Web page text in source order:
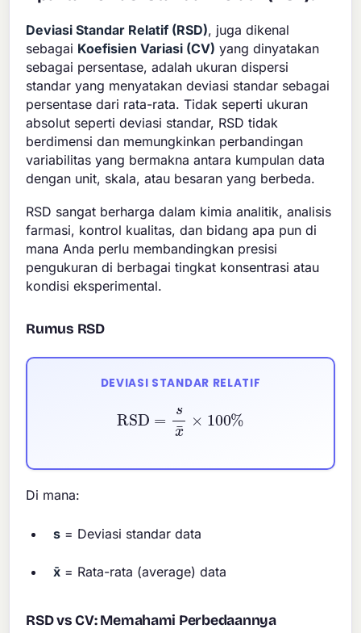
Deviasi Standar Relatif (RSD), juga dikenal
sebagai Koefisien Variasi (CV) yang dinyatakan
sebagai persentase, adalah ukuran dispersi
standar yang menyatakan deviasi standar sebagai
persentase dari rata-rata. Tidak seperti ukuran
absolut seperti deviasi standar, RSD tidak
berdimensi dan memungkinkan perbandingan
variabilitas yang bermakna antara kumpulan data
dengan unit, skala, atau besaran yang berbeda.
RSD sangat berharga dalam kimia analitik, analisis
farmasi, kontrol kualitas, dan bidang apa pun di
mana Anda perlu membandingkan presisi
pengukuran di berbagai tingkat konsentrasi atau
kondisi eksperimental.
Rumus RSD
DEVIASI STANDAR RELATIF
x¯
Di mana:
s = Deviasi standar data
x̄ = Rata-rata (average) data
RSD vs CV: Memahami Perbedaannya